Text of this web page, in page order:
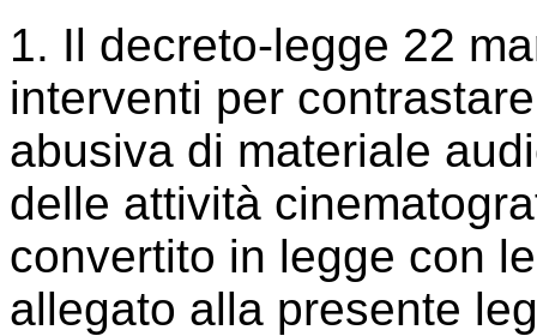
1. Il decreto-legge 22
interventi per
abusiva di materiale
delle attività
convertito in legge con
allegato alla presente